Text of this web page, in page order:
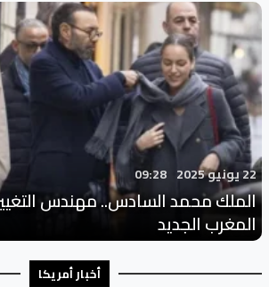
22 يونيو 2025 09:28
الملك محمد السادس.. مهندس
المغرب الجديد
أخبار أمريكا